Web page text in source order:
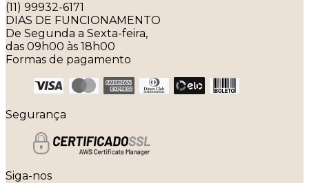
(11) 99932-6171
DIAS DE FUNCIONAMENTO
De Segunda a Sexta-feira,
das 09h00 às 18h00
Formas de pagamento
Segurança
Siga-nos